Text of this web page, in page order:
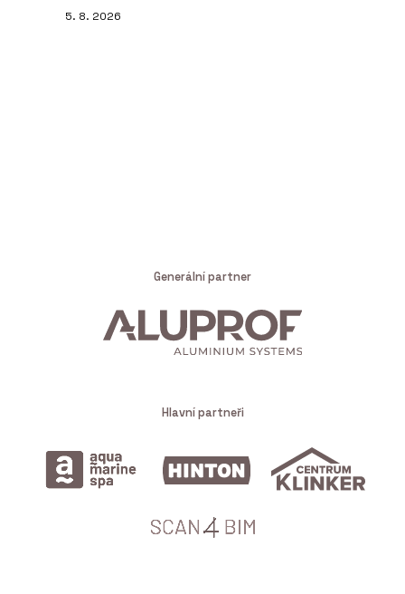
5. 8. 2026
Generální partner
Hlavní partneři